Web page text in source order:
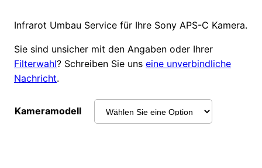
Infrarot Umbau Service für Ihre Sony APS-C Kamera.
Sie sind unsicher mit den Angaben oder Ihrer
Filterwahl? Schreiben Sie uns eine unverbindliche
Nachricht.
Kameramodell